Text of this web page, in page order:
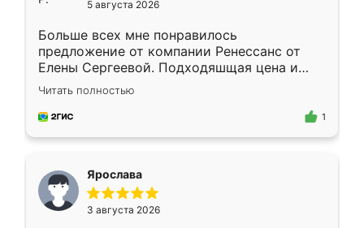
5 августа 2026
Больше всех мне понравилось
предложение от компании Ренессанс от
Елены Сергеевой. Подходяшщая цена и
короткие сроки изготовления. Приехавший
для замера сотрудник Владислав
предложил по моему эскизу самый
Читать полностью
1
Ярослава
3 августа 2026